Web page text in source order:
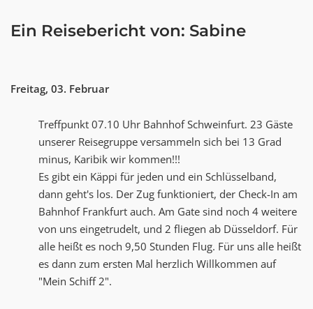
Ein Reisebericht von: Sabine
Freitag, 03. Februar
Treffpunkt 07.10 Uhr Bahnhof Schweinfurt. 23 Gäste
unserer Reisegruppe versammeln sich bei 13 Grad
minus, Karibik wir kommen!!!
Es gibt ein Käppi für jeden und ein Schlüsselband,
dann geht's los. Der Zug funktioniert, der Check-In am
Bahnhof Frankfurt auch. Am Gate sind noch 4 weitere
von uns eingetrudelt, und 2 fliegen ab Düsseldorf. Für
alle heißt es noch 9,50 Stunden Flug. Für uns alle heißt
es dann zum ersten Mal herzlich Willkommen auf
"Mein Schiff 2".